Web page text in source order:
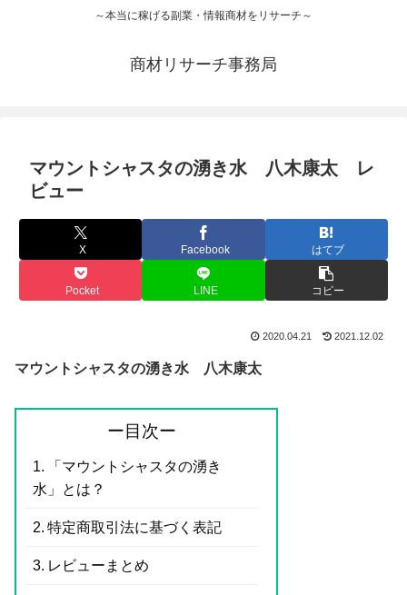
～本当に稼げる副業・情報商材をリサーチ～
商材リサーチ事務局
マウントシャスタの湧き水 八木康太 レ
ビュー
X Facebook はてブ
Pocket LINE コピー
2020.04.21 2021.12.02
マウントシャスタの湧き水 八木康太
ー目次ー
「マウントシャスタの湧き
水」とは？
特定商取引法に基づく表記
レビューまとめ